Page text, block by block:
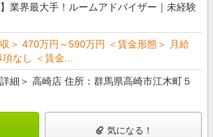
】業界最大手！ルームアドバイザー｜未経験
＞ 470万円～590万円 ＜賃金形態＞ 月給
なし ＜賃金...
細＞ 高崎店 住所：群馬県高崎市江木町５
気になる！